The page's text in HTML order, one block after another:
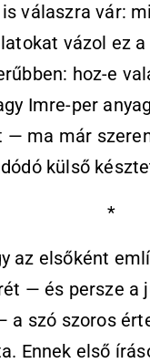
válaszra vár:
vázol ez
hoz-e
Imre-per
— ma már
külső
*
az elsőként
— és persze a
szó szoros
Ennek első